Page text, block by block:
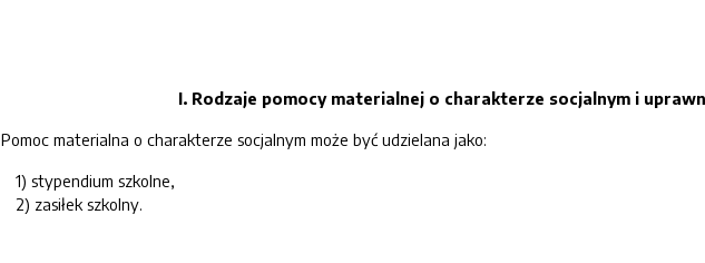
I. Rodzaje pomocy materialnej o charakterze socjalnym i
Pomoc materialna o charakterze socjalnym może być udzielana jako:
1) stypendium szkolne,
2) zasiłek szkolny.